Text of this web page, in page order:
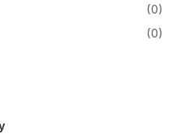
(0)
(0)